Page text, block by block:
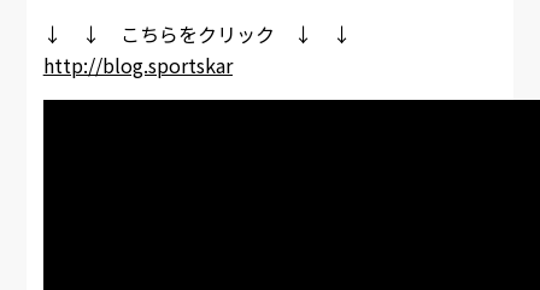
↓ ↓ こちらをクリック ↓ ↓
http://blog.sportskar